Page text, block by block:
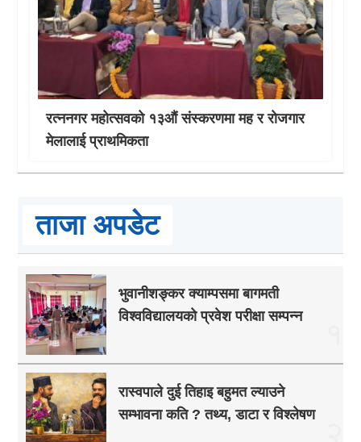
रत्ननगर महोत्सवको १३औं संस्करणमा मह र रोजगार
मेलालाई प्राथमिकता
ताजा अपडेट
भुवानीशङ्कर क्याम्पसमा बागमती
विश्वविद्यालयको प्रवेश परीक्षा सम्पन्न
रास्वपाले दुई तिहाइ बहुमत ल्याउने
सम्भावना कति ? तथ्य, डाटा र विश्लेषण